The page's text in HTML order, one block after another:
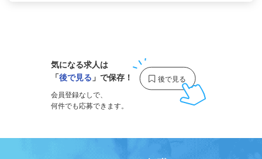
気になる求人は
「後で見る 」で保存！
会員登録なしで、
何件でも応募できます。